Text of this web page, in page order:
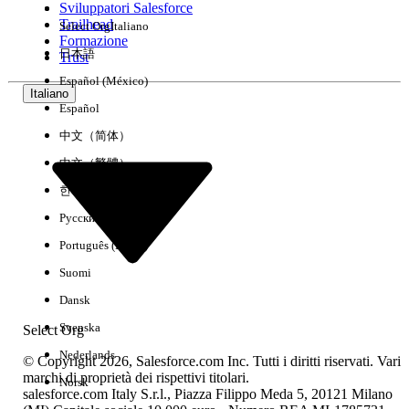
Esperienza
Nessun risultato
Sviluppatori Salesforce
Trailhead
Formazione
Trust
Italiano
Select Org
Select OrgItaliano
日本語
Español (México)
Español
中文（简体）
中文（繁體）
한국어
Русский
Português (Brasil)
Suomi
Dansk
Svenska
Nederlands
Norsk
© Copyright 2026, Salesforce.com Inc. Tutti i diritti riservati. Vari
marchi di proprietà dei rispettivi titolari.
salesforce.com Italy S.r.l., Piazza Filippo Meda 5, 20121 Milano